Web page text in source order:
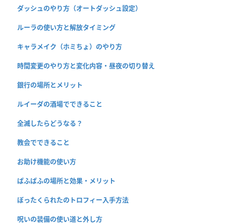
ダッシュのやり方（オートダッシュ設定）
ルーラの使い方と解放タイミング
キャラメイク（ホミちょ）のやり方
時間変更のやり方と変化内容・昼夜の切り替え
銀行の場所とメリット
ルイーダの酒場でできること
全滅したらどうなる？
教会でできること
お助け機能の使い方
ぱふぱふの場所と効果・メリット
ぼったくられたのトロフィー入手方法
呪いの装備の使い道と外し方